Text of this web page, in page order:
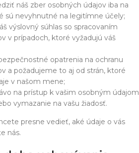
náš zber osobných údajov iba na
sú nevyhnutné na legitímne účely;
výslovný súhlas so spracovaním
v prípadoch, ktoré vyžadujú váš
opatrenia na ochranu
a požadujeme to aj od strán, ktoré
v našom mene;
na prístup k vašim osobným údajom
vymazanie na vašu žiadosť.
presne vedieť, aké údaje o vás
nás.